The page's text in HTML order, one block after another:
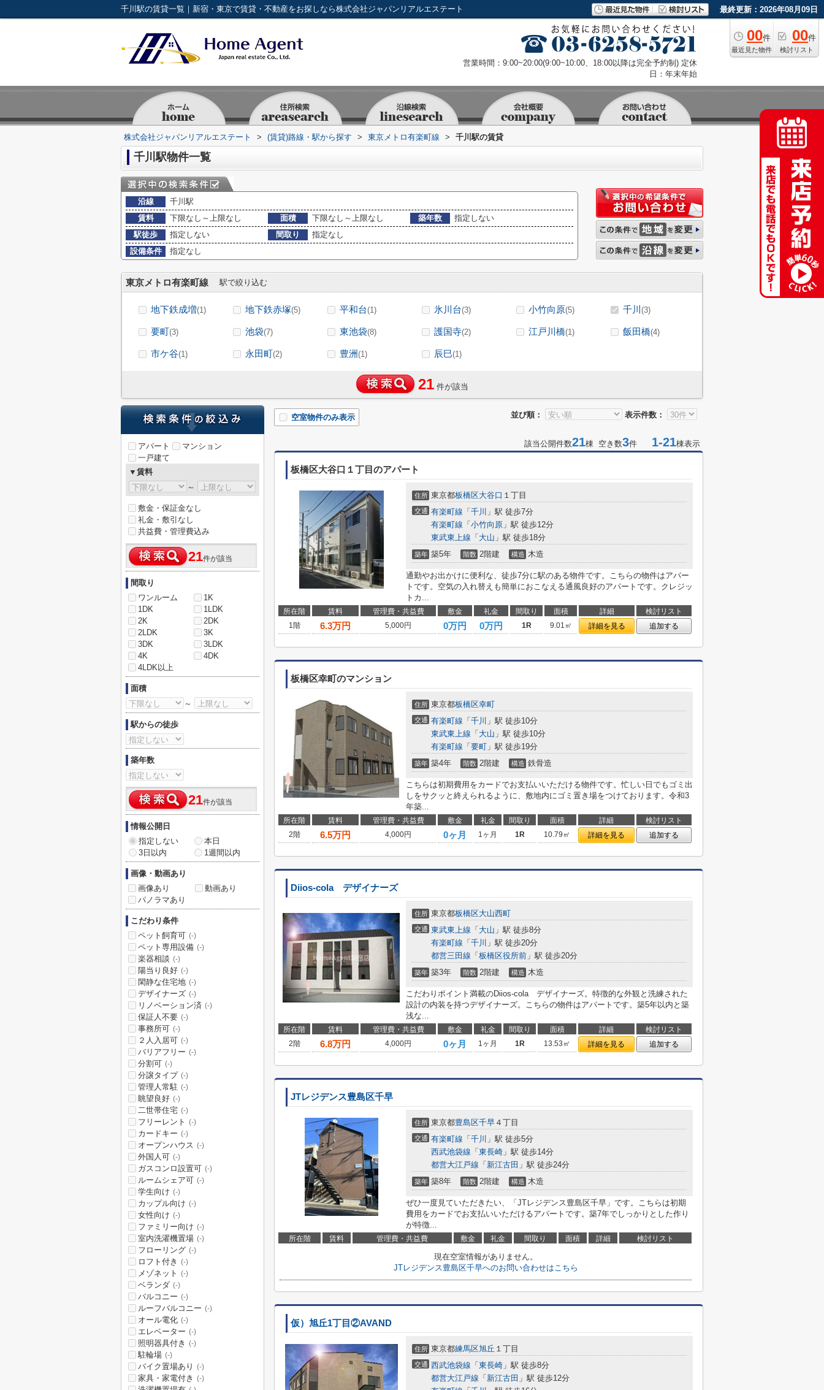
千川駅の賃貸一覧｜新宿・東京で賃貸・不動産をお探しなら株式会社ジャパンリアルエステート 最終更新：2026年08月09日
00件
最近見た物件
00件
検討リスト
営業時間：9:00~20:00(9:00~10:00、18:00以降は完全予約制) 定休
日：年末年始
株式会社ジャパンリアルエステート > (賃貸)路線・駅から探す > 東京メトロ有楽町線 > 千川駅の賃貸
千川駅物件一覧
沿線
千川駅
賃料
下限なし～上限なし 面積 下限なし～上限なし 築年数
指定しない
駅徒歩
指定しない 間取り
指定なし
設備条件
指定なし
東京メトロ有楽町線 駅で絞り込む
地下鉄成増(1) 地下鉄赤塚(5) 平和台(1) 氷川台(3) 小竹向原(5) 千川 (3)
要町(3) 池袋(7) 東池袋(8) 護国寺(2) 江戸川橋(1) 飯田橋(4)
市ケ谷(1) 永田町(2) 豊洲 (1) 辰巳(1)
21 件が該当
並び順： 表示件数：
空室物件のみ表示
該当公開件数21棟 空き数3件 1-21棟表示
板橋区大谷口１丁目のアパート
住所 東京都板橋区大谷口 １丁目
交通 有楽町線 「 千川 」駅 徒歩7分
有楽町線 「 小竹向原 」駅 徒歩12分
東武東上線 「 大山 」駅 徒歩18分
築年 築5年 階数 2階建 構造 木造
通勤やお出かけに便利な、徒歩7分に駅のある物件です。こちらの物件はアパー
トです。空気の入れ替えも簡単におこなえる通風良好のアパートです。クレジッ
トカ...
所在階 賃料 管理費・共益費 敷金 礼金 間取り 面積 詳細
検討リスト
1階
6.3万円 5,000円 0万円 0万円 1R 9.01㎡ 詳細を見る 追加する
板橋区幸町のマンション
住所 東京都板橋区幸町
交通 有楽町線 「 千川 」駅 徒歩10分
東武東上線 「 大山 」駅 徒歩10分
有楽町線 「 要町 」駅 徒歩19分
築年 築4年 階数 2階建 構造 鉄骨造
こちらは初期費用をカードでお支払いいただける物件です。忙しい日でもゴミ出
しをサクッと終えられるように、敷地内にゴミ置き場をつけております。令和3
年築...
所在階 賃料 管理費・共益費 敷金 礼金 間取り 面積 詳細
検討リスト
2階
6.5万円 4,000円 0ヶ月 1ヶ月 1R 10.79㎡ 詳細を見る 追加する
Diios-cola デザイナーズ
住所 東京都板橋区大山西町
交通 東武東上線 「 大山 」駅 徒歩8分
有楽町線 「 千川 」駅 徒歩20分
都営三田線 「 板橋区役所前 」駅 徒歩20分
築年 築3年 階数 2階建 構造 木造
こだわりポイント満載のDiios-cola デザイナーズ。特徴的な外観と洗練された
設計の内装を持つデザイナーズ。こちらの物件はアパートです。築5年以内と築
浅な...
所在階 賃料 管理費・共益費 敷金 礼金 間取り 面積 詳細
検討リスト
2階
6.8万円 4,000円 0ヶ月 1ヶ月 1R 13.53㎡ 詳細を見る 追加する
JTレジデンス豊島区千早
住所 東京都豊島区千早 ４丁目
交通 有楽町線 「 千川 」駅 徒歩5分
西武池袋線 「 東長崎 」駅 徒歩14分
都営大江戸線 「 新江古田 」駅 徒歩24分
築年 築8年 階数 2階建 構造 木造
ぜひ一度見ていただきたい、「JTレジデンス豊島区千早」です。こちらは初期
費用をカードでお支払いいただけるアパートです。築7年でしっかりとした作り
が特徴...
所在階 賃料 管理費・共益費 敷金 礼金 間取り 面積 詳細 検討リスト
現在空室情報がありません。
JTレジデンス豊島区千早へのお問い合わせはこちら
仮）旭丘1丁目②AVAND
住所 東京都練馬区旭丘 １丁目
交通 西武池袋線 「 東長崎 」駅 徒歩8分
都営大江戸線 「 新江古田 」駅 徒歩12分
アパート
マンション
一戸建て
▼賃料
～
敷金・保証金なし
礼金・敷引なし
共益費・管理費込み
21件が該当
間取り
ワンルーム
1K
1DK
1LDK
2K
2DK
2LDK
3K
3DK
3LDK
4K
4DK
4LDK以上
面積
～
駅からの徒歩
築年数
21件が該当
情報公開日
指定しない
本日
3日以内
1週間以内
画像・動画あり
画像あり
動画あり
パノラマあり
こだわり条件
ペット飼育可 (-)
ペット専用設備 (-)
楽器相談 (-)
陽当り良好 (-)
閑静な住宅地 (-)
デザイナーズ (-)
リノベーション済 (-)
保証人不要 (-)
事務所可 (-)
２人入居可 (-)
バリアフリー (-)
分割可 (-)
分譲タイプ (-)
管理人常駐 (-)
眺望良好 (-)
二世帯住宅 (-)
フリーレント (-)
カードキー (-)
オープンハウス (-)
外国人可 (-)
ガスコンロ設置可 (-)
ルームシェア可 (-)
学生向け (-)
カップル向け (-)
女性向け (-)
ファミリー向け (-)
室内洗濯機置場 (-)
フローリング (-)
ロフト付き (-)
メゾネット (-)
ベランダ (-)
バルコニー (-)
ルーフバルコニー (-)
オール電化 (-)
エレベーター (-)
照明器具付き (-)
駐輪場 (-)
バイク置場あり (-)
家具・家電付き (-)